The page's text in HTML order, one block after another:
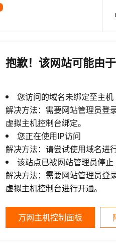
抱歉！该网站可能由
您访问的域名未绑定至主机
解决方法：需要网站管理员登
虚拟主机控制台绑定。
您正在使用IP访问
解决方法：请尝试使用域名进
该站点已被网站管理员停止
解决方法：需要网站管理员登
虚拟主机控制台进行开通。
万网主机控制面板